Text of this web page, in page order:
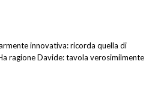
innovativa: ricorda quella di
ragione Davide: tavola verosimilmente